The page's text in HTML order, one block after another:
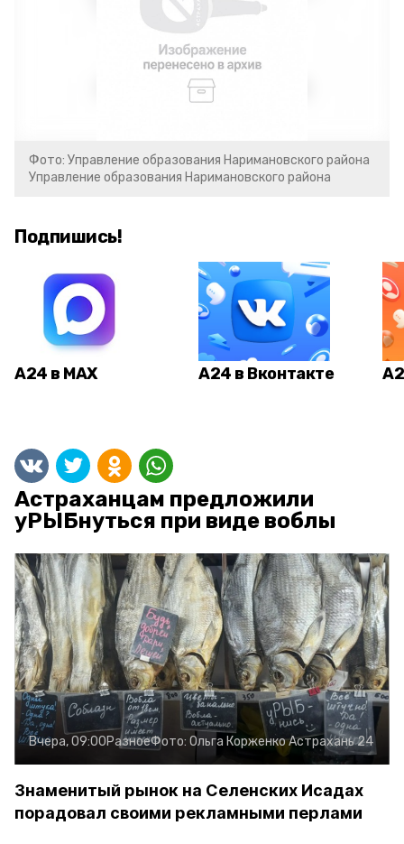
Фото: Управление образования Наримановского района
Управление образования Наримановского района
Подпишись!
А24 в MAX А24 в Вконтакте
Астраханцам предложили
уРЫБнуться при виде воблы
Вчера, 09:00РазноеФото: Ольга КорженкоАстрахань 24
Знаменитый рынок на Селенских Исадах
порадовал своими рекламными перлами